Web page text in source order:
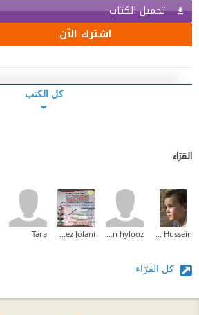
تحميل الكتاب
اشترك الآن
كل الكتب
القرّاء
Enas Awni Hussein
yasmeen hylooz
Mohammad Fayez Jolani
Tara
كل القرّاء